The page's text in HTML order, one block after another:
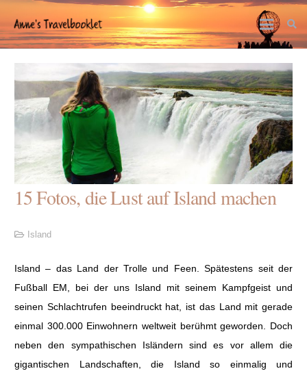
15 Fotos, die Lust auf Island machen
Island
Island – das Land der Trolle und Feen. Spätestens seit der
Fußball EM, bei der uns Island mit seinem Kampfgeist und
seinen Schlachtrufen beeindruckt hat, ist das Land mit gerade
einmal 300.000 Einwohnern weltweit berühmt geworden. Doch
neben den sympathischen Isländern sind es vor allem die
gigantischen Landschaften, die Island so einmalig und